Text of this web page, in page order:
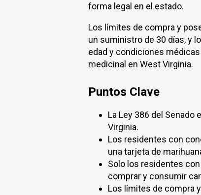
forma legal en el estado.
Los límites de compra y
un suministro de 30 días, y
edad y condiciones
medicinal en West Virginia.
Puntos Clave
La Ley 386 del Senado
Virginia.
Los residentes con
una tarjeta de
Solo los residentes
comprar y consumir
Los límites de compra